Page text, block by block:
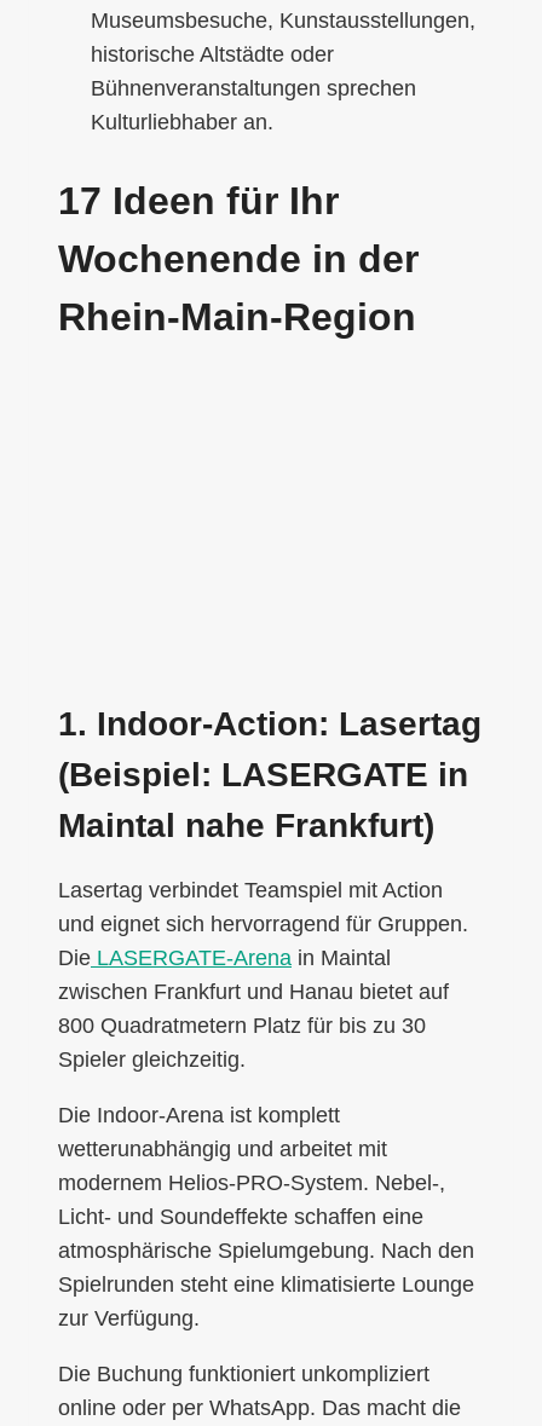
Museumsbesuche, Kunstausstellungen,
historische Altstädte oder
Bühnenveranstaltungen sprechen
Kulturliebhaber an.
17 Ideen für Ihr
Wochenende in der
Rhein-Main-Region
1. Indoor-Action: Lasertag
(Beispiel: LASERGATE in
Maintal nahe Frankfurt)
Lasertag verbindet Teamspiel mit Action
und eignet sich hervorragend für Gruppen.
Die LASERGATE-Arena in Maintal
zwischen Frankfurt und Hanau bietet auf
800 Quadratmetern Platz für bis zu 30
Spieler gleichzeitig.
Die Indoor-Arena ist komplett
wetterunabhängig und arbeitet mit
modernem Helios-PRO-System. Nebel-,
Licht- und Soundeffekte schaffen eine
atmosphärische Spielumgebung. Nach den
Spielrunden steht eine klimatisierte Lounge
zur Verfügung.
Die Buchung funktioniert unkompliziert
online oder per WhatsApp. Das macht die